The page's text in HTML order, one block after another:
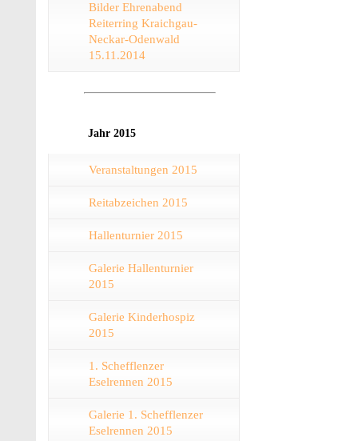
Bilder Ehrenabend
Reiterring Kraichgau-
Neckar-Odenwald
15.11.2014
Jahr 2015
Veranstaltungen 2015
Reitabzeichen 2015
Hallenturnier 2015
Galerie Hallenturnier
2015
Galerie Kinderhospiz
2015
1. Schefflenzer
Eselrennen 2015
Galerie 1. Schefflenzer
Eselrennen 2015